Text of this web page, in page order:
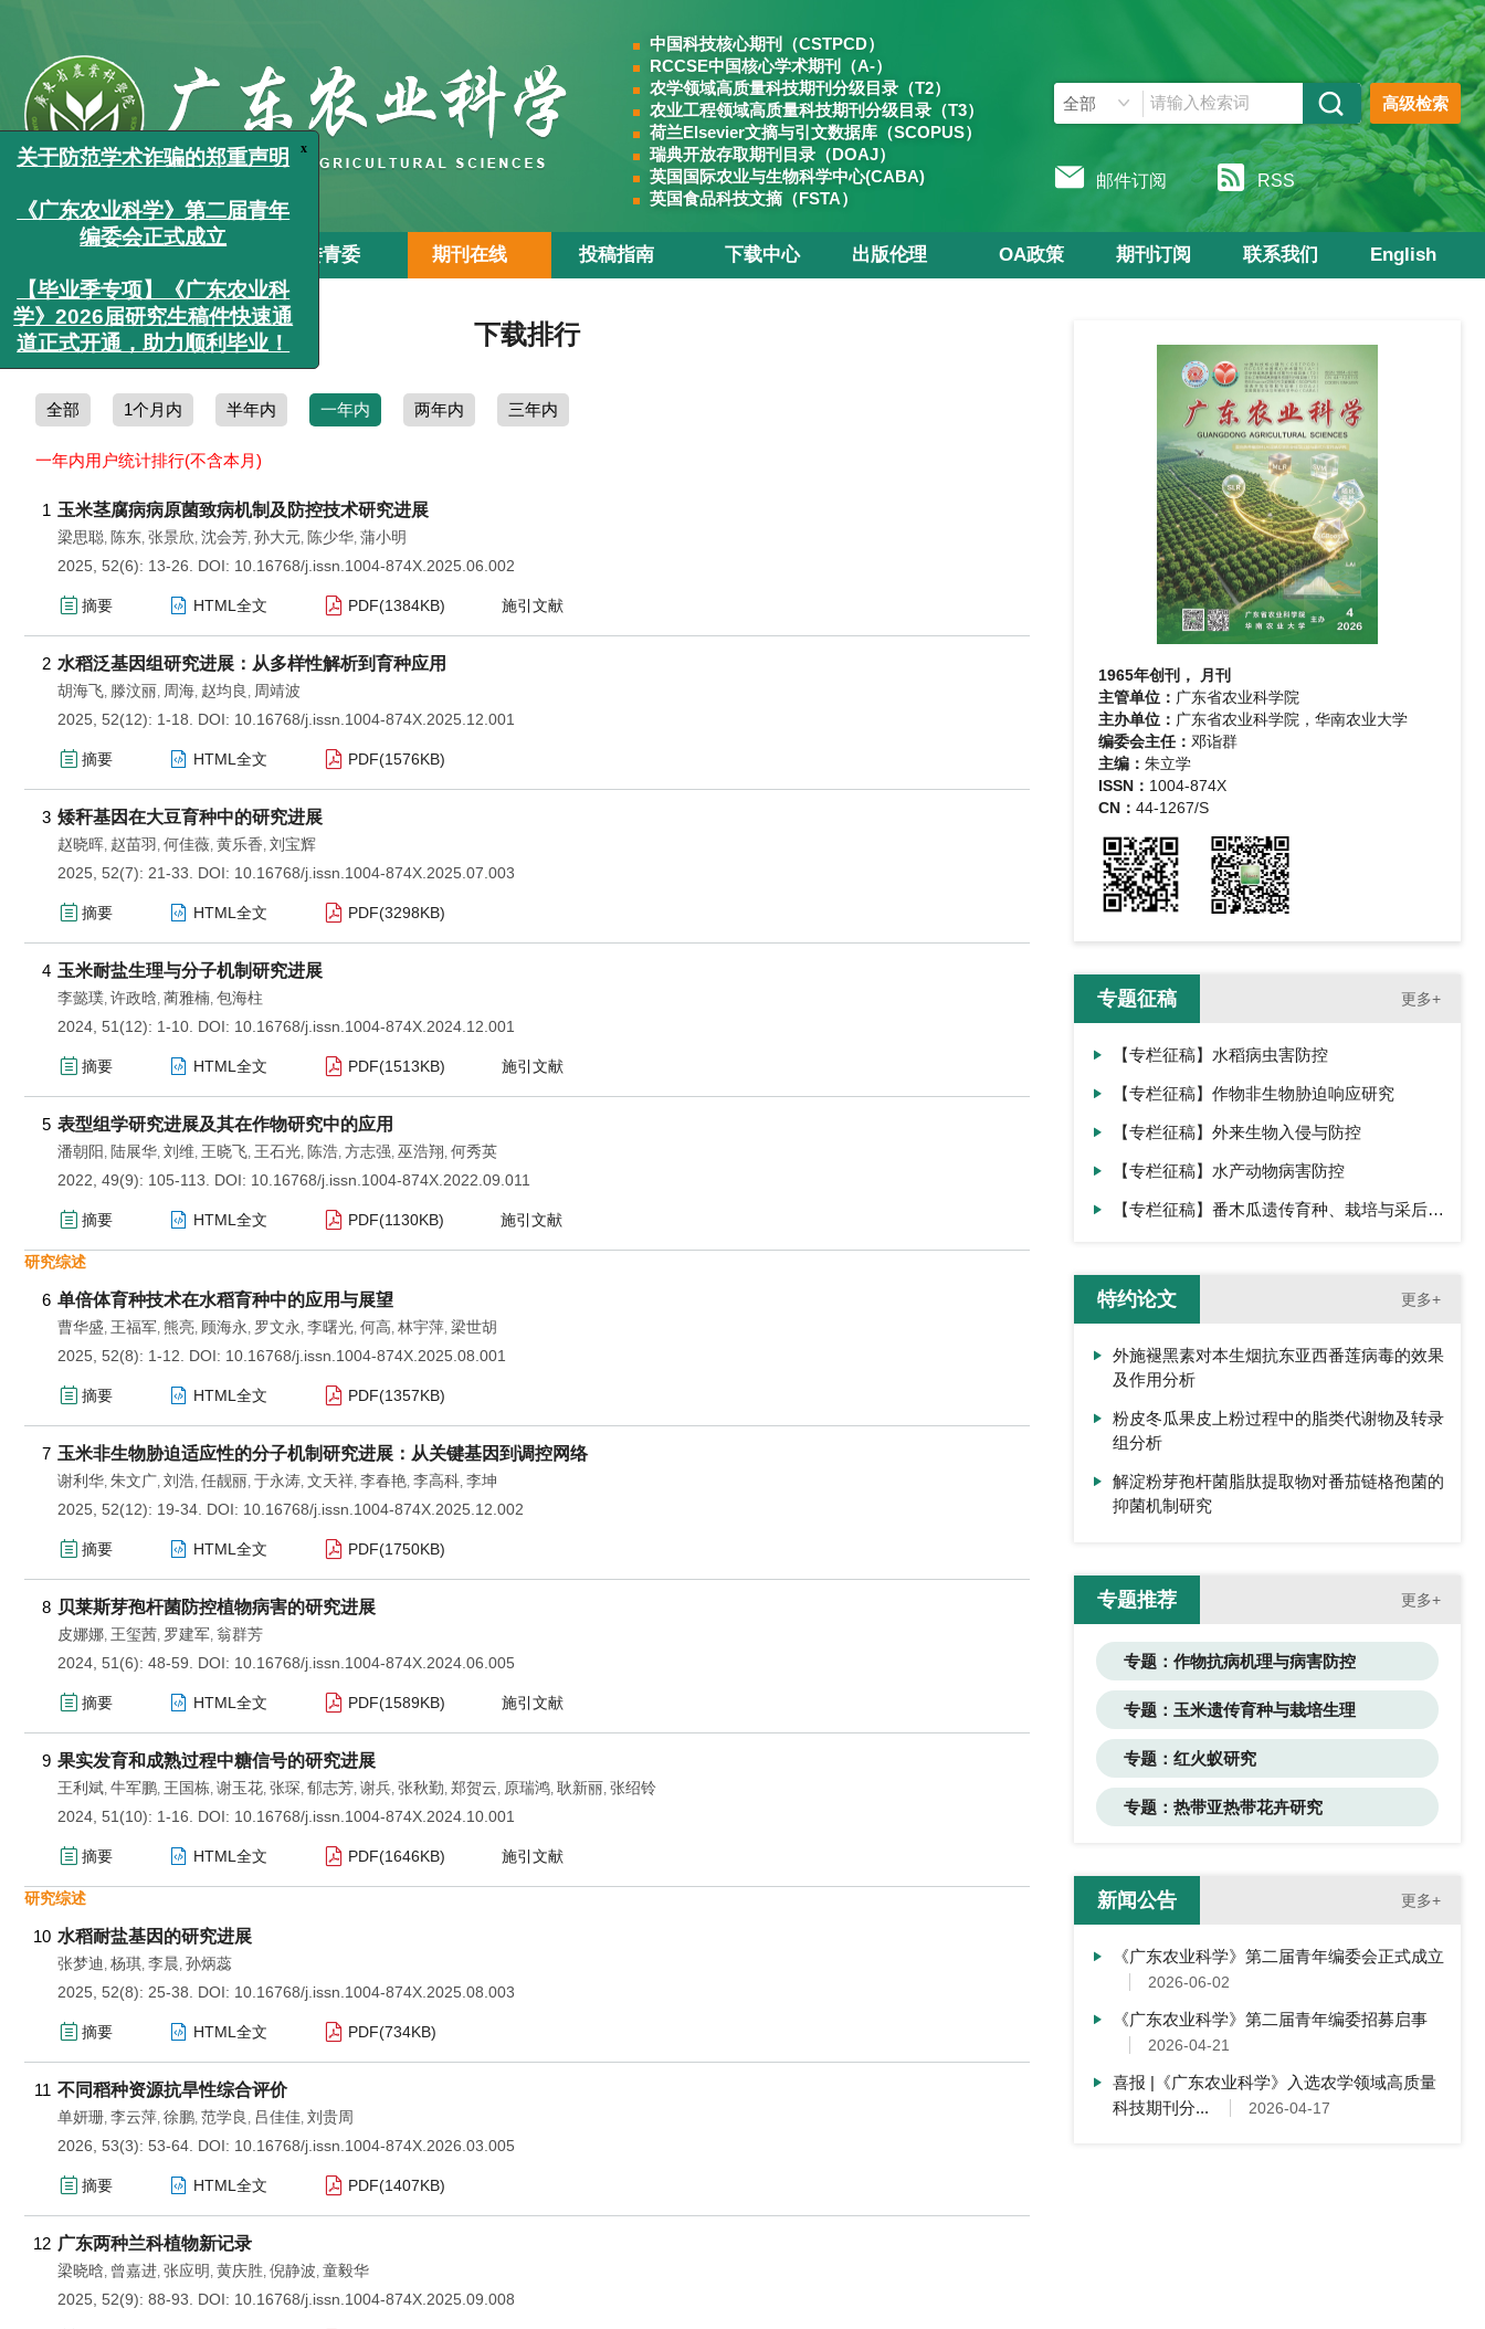
中国科技核心期刊（CSTPCD）
RCCSE中国核心学术期刊（A-）
农学领域高质量科技期刊分级目录（T2）
农业工程领域高质量科技期刊分级目录（T3）
荷兰Elsevier文摘与引文数据库（SCOPUS）
瑞典开放存取期刊目录（DOAJ）
英国国际农业与生物科学中心(CABA)
英国食品科技文摘（FSTA）
高级检索
邮件订阅 RSS
关于本刊 编委青委 期刊在线 投稿指南 下载中心 出版伦理 OA政策 期刊订阅 联系我们 English
下载排行
全部 1个月内 半年内 一年内 两年内 三年内
一年内用户统计排行(不含本月)
1 玉米茎腐病病原菌致病机制及防控技术研究进展
梁思聪, 陈东, 张景欣, 沈会芳, 孙大元, 陈少华, 蒲小明
2025, 52(6): 13-26.
DOI: 10.16768/j.issn.1004-874X.2025.06.002
摘要 HTML全文 PDF(1384KB) 施引文献
2 水稻泛基因组研究进展：从多样性解析到育种应用
胡海飞, 滕汶丽, 周海, 赵均良 , 周靖波
2025, 52(12): 1-18.
DOI: 10.16768/j.issn.1004-874X.2025.12.001
摘要 HTML全文 PDF(1576KB)
3 矮秆基因在大豆育种中的研究进展
赵晓晖, 赵苗羽 , 何佳薇, 黄乐香, 刘宝辉
2025, 52(7): 21-33.
DOI: 10.16768/j.issn.1004-874X.2025.07.003
摘要 HTML全文 PDF(3298KB)
4 玉米耐盐生理与分子机制研究进展
李懿璞, 许政晗, 蔺雅楠, 包海柱
2024, 51(12): 1-10. DOI: 10.16768/j.issn.1004-874X.2024.12.001
摘要 HTML全文 PDF(1513KB) 施引文献
5 表型组学研究进展及其在作物研究中的应用
潘朝阳, 陆展华, 刘维, 王晓飞, 王石光, 陈浩, 方志强, 巫浩翔, 何秀英
2022, 49(9): 105-113.
DOI: 10.16768/j.issn.1004-874X.2022.09.011
摘要 HTML全文 PDF(1130KB) 施引文献
研究综述
6 单倍体育种技术在水稻育种中的应用与展望
曹华盛, 王福军, 熊亮, 顾海永 , 罗文永 , 李曙光, 何高, 林宇萍, 梁世胡
2025, 52(8): 1-12.
DOI: 10.16768/j.issn.1004-874X.2025.08.001
摘要 HTML全文 PDF(1357KB)
7 玉米非生物胁迫适应性的分子机制研究进展：从关键基因到调控网络
谢利华, 朱文广, 刘浩, 任靓丽, 于永涛, 文天祥, 李春艳, 李高科, 李坤
2025, 52(12): 19-34. DOI: 10.16768/j.issn.1004-874X.2025.12.002
摘要 HTML全文 PDF(1750KB)
8 贝莱斯芽孢杆菌防控植物病害的研究进展
皮娜娜, 王玺茜, 罗建军, 翁群芳
2024, 51(6): 48-59.
DOI: 10.16768/j.issn.1004-874X.2024.06.005
摘要 HTML全文 PDF(1589KB) 施引文献
9 果实发育和成熟过程中糖信号的研究进展
王利斌, 牛军鹏, 王国栋, 谢玉花, 张琛, 郁志芳, 谢兵, 张秋勤, 郑贺云, 原瑞鸿, 耿新丽, 张绍铃
2024, 51(10): 1-16.
DOI: 10.16768/j.issn.1004-874X.2024.10.001
摘要 HTML全文 PDF(1646KB) 施引文献
研究综述
10 水稻耐盐基因的研究进展
张梦迪 , 杨琪, 李晨, 孙炳蕊
2025, 52(8): 25-38.
DOI: 10.16768/j.issn.1004-874X.2025.08.003
摘要 HTML全文 PDF(734KB)
11 不同稻种资源抗旱性综合评价
单妍珊, 李云萍, 徐鹏, 范学良 , 吕佳佳, 刘贵周
2026, 53(3): 53-64. DOI: 10.16768/j.issn.1004-874X.2026.03.005
摘要 HTML全文 PDF(1407KB)
12 广东两种兰科植物新记录
梁晓晗, 曾嘉进, 张应明 , 黄庆胜, 倪静波, 童毅华
2025, 52(9): 88-93.
DOI: 10.16768/j.issn.1004-874X.2025.09.008
1965年创刊， 月刊
主管单位： 广东省农业科学院
主办单位： 广东省农业科学院，华南农业大学
编委会主任： 邓诣群
主编： 朱立学
ISSN： 1004-874X
CN： 44-1267/S
专题征稿 更多+
【专栏征稿】水稻病虫害防控
【专栏征稿】作物非生物胁迫响应研究
【专栏征稿】外来生物入侵与防控
【专栏征稿】水产动物病害防控
【专栏征稿】番木瓜遗传育种、栽培与采后生
特约论文 更多+
外施褪黑素对本生烟抗东亚西番莲病毒的效果
及作用分析
粉皮冬瓜果皮上粉过程中的脂类代谢物及转录
组分析
解淀粉芽孢杆菌脂肽提取物对番茄链格孢菌的
抑菌机制研究
专题推荐 更多+
专题：作物抗病机理与病害防控
专题：玉米遗传育种与栽培生理
专题：红火蚁研究
专题：热带亚热带花卉研究
新闻公告 更多+
《广东农业科学》第二届青年编委会正式成立
2026-06-02
《广东农业科学》第二届青年编委招募启事
2026-04-21
喜报 |《广东农业科学》入选农学领域高质量
科技期刊分...
2026-04-17
x
关于防范学术诈骗的郑重声明
《广东农业科学》第二届青年
【毕业季专项】《广东农业科
学》2026届研究生稿件快速通
道正式开通，助力顺利毕业！